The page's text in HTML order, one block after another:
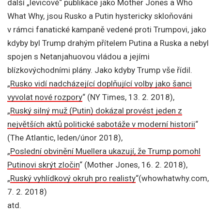
další „levicové“ publikace jako Mother Jones a Who
What Why, jsou Rusko a Putin hystericky skloňováni
v rámci fanatické kampaně vedené proti Trumpovi, jako
kdyby byl Trump drahým přítelem Putina a Ruska a nebyl
spojen s Netanjahuovou vládou a jejími
blízkovýchodními plány. Jako kdyby Trump vše řídil.
„Rusko vidí nadcházející doplňující volby jako šanci
vyvolat nové rozpory“ (NY Times, 13. 2. 2018),
„Ruský silný muž (Putin) dokázal provést jeden z
největších aktů politické sabotáže v moderní historii“
(The Atlantic, leden/únor 2018),
„Poslední obvinění Muellera ukazují, že Trump pomohl
Putinovi skrýt zločin“ (Mother Jones, 16. 2. 2018),
„Ruský vyhlídkový okruh pro realisty“(whowhatwhy.com,
7. 2. 2018)
atd.